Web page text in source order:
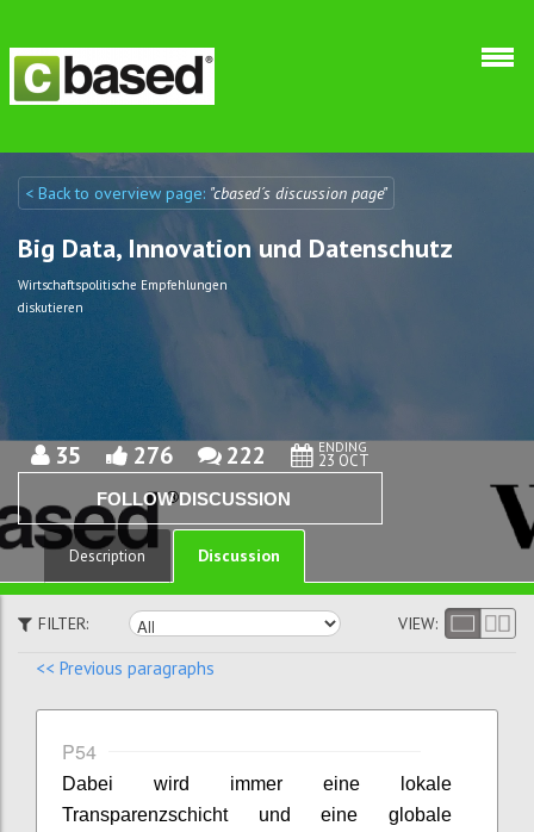
Discuto
Discuto
< Back to overview page: "cbased´s discussion page"
Big Data, Innovation und Datenschutz
Wirtschaftspolitische Empfehlungen
diskutieren
35 276 222 ENDING
23 OCT
FOLLOW DISCUSSION
Description Discussion
FILTER: VIEW:
<< Previous paragraphs
P54
Dabei wird immer eine lokale
Transparenzschicht und eine globale